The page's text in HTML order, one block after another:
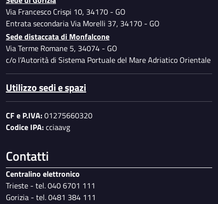
Dati ulteriori
Via Francesco Crispi 10, 34170 - GO
Entrata secondaria Via Morelli 37, 34170 - GO
Sede distaccata di Monfalcone
Via Terme Romane 5, 34074 - GO
c/o l’Autorità di Sistema Portuale del Mare Adriatico Orientale
Utilizzo sedi e spazi
CF e P.IVA:01275660320
Codice IPA:cciaavg
Contatti
Centralino elettronico
Trieste - tel. 040 6701 111
Gorizia - tel. 0481 384 111